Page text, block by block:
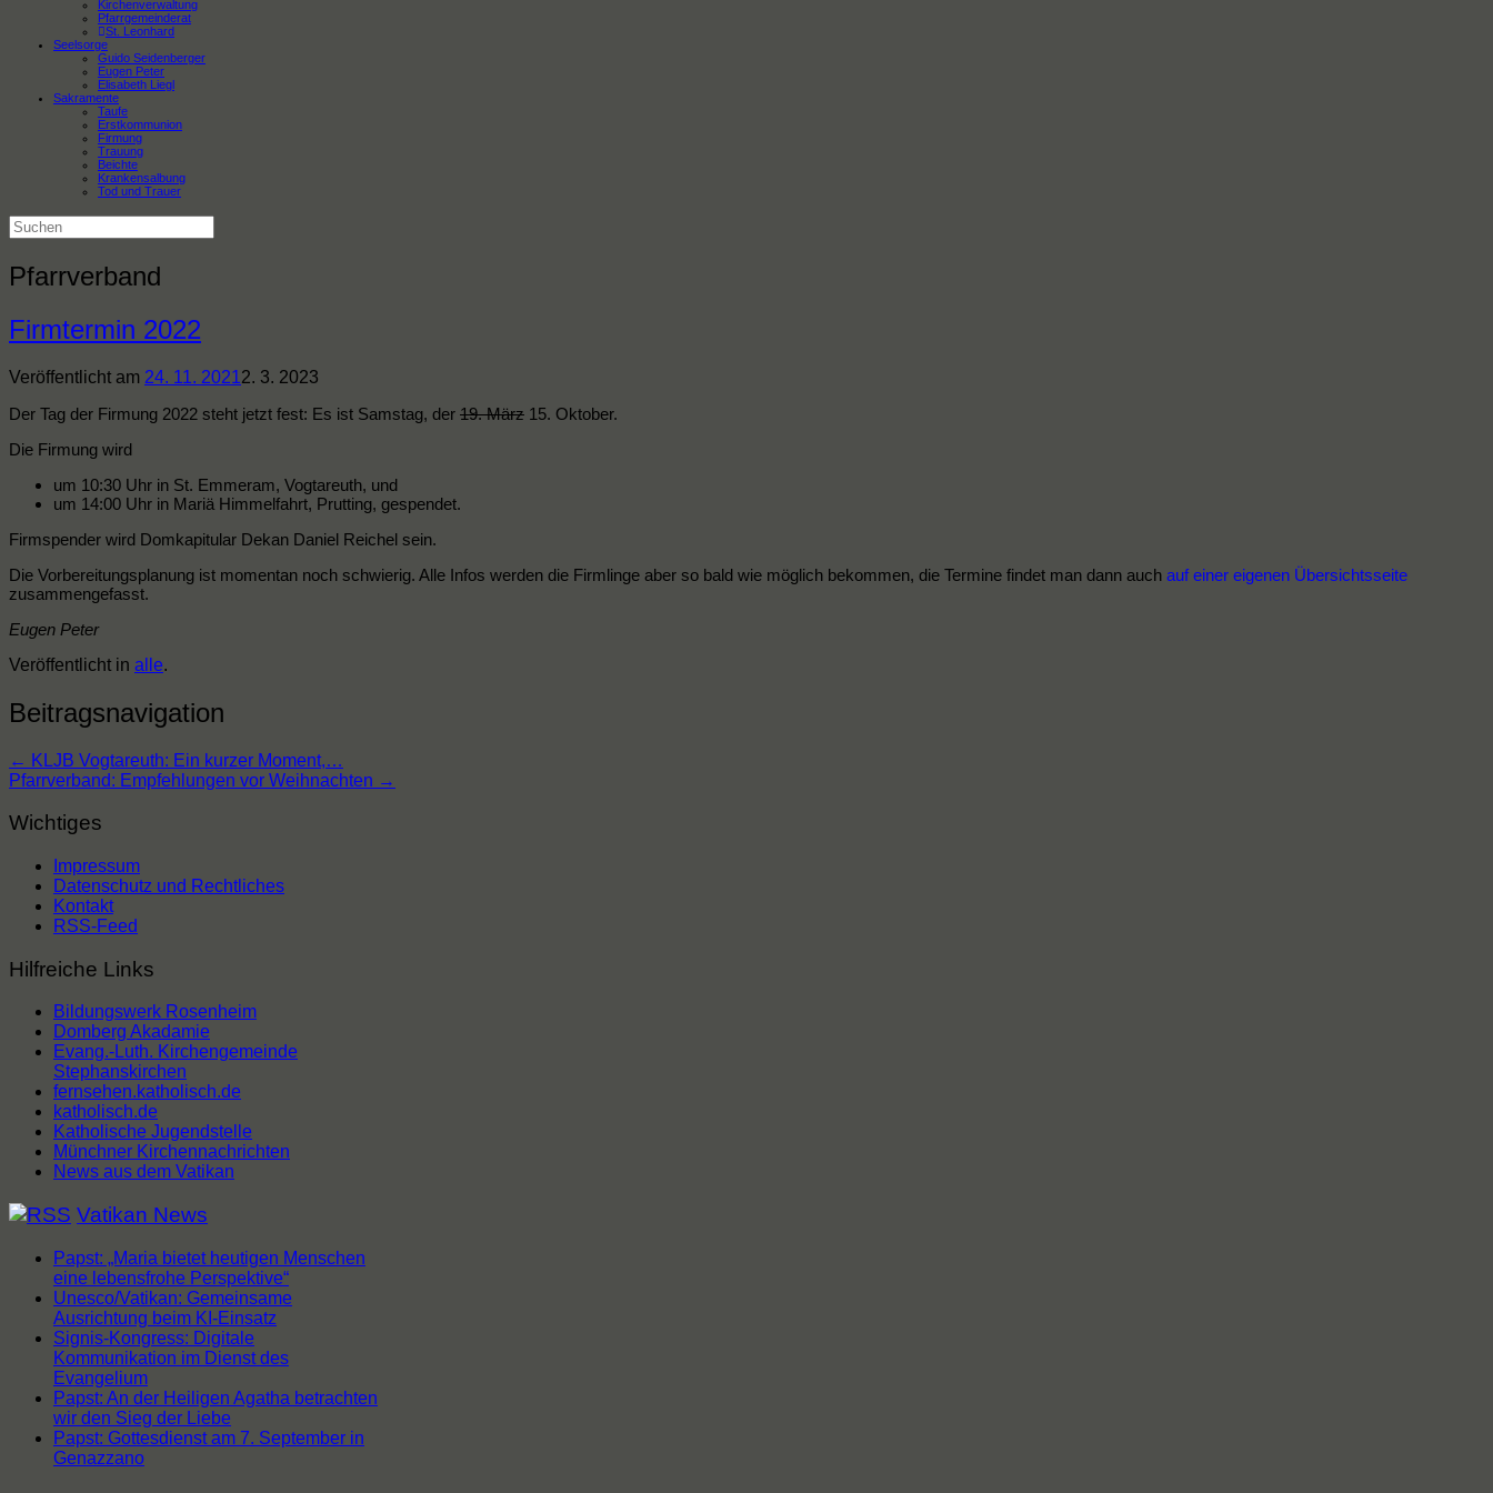
Kirchenverwaltung
Pfarrgemeinderat
St. Leonhard
Seelsorge
Guido Seidenberger
Eugen Peter
Elisabeth Liegl
Sakramente
Taufe
Erstkommunion
Firmung
Trauung
Beichte
Krankensalbung
Tod und Trauer
Suchen
nach:
Pfarrverband
Firmtermin 2022
Veröffentlicht am 24. 11. 20212. 3. 2023
Der Tag der Firmung 2022 steht jetzt fest: Es ist Samstag, der 19. März 15. Oktober.
Die Firmung wird
um 10:30 Uhr in St. Emmeram, Vogtareuth, und
um 14:00 Uhr in Mariä Himmelfahrt, Prutting, gespendet.
Firmspender wird Domkapitular Dekan Daniel Reichel sein.
Die Vorbereitungsplanung ist momentan noch schwierig. Alle Infos werden die Firmlinge aber so bald wie möglich bekommen, die Termine findet man dann auch auf einer eigenen Übersichtsseite
zusammengefasst.
Eugen Peter
Veröffentlicht in alle.
Beitragsnavigation
← KLJB Vogtareuth: Ein kurzer Moment,…
Pfarrverband: Empfehlungen vor Weihnachten →
Wichtiges
Impressum
Datenschutz und Rechtliches
Kontakt
RSS-Feed
Hilfreiche Links
Bildungswerk Rosenheim
Domberg Akadamie
Evang.-Luth. Kirchengemeinde
Stephanskirchen
fernsehen.katholisch.de
katholisch.de
Katholische Jugendstelle
Münchner Kirchennachrichten
News aus dem Vatikan
Vatikan News
Papst: „Maria bietet heutigen Menschen
eine lebensfrohe Perspektive“
Unesco/Vatikan: Gemeinsame
Ausrichtung beim KI-Einsatz
Signis-Kongress: Digitale
Kommunikation im Dienst des
Evangelium
Papst: An der Heiligen Agatha betrachten
wir den Sieg der Liebe
Papst: Gottesdienst am 7. September in
Genazzano